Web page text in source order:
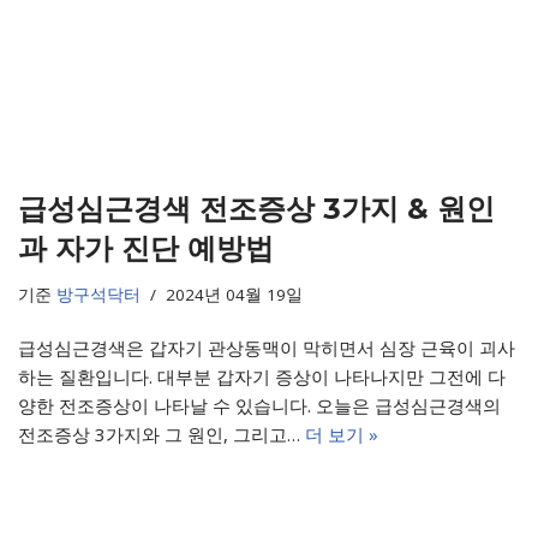
급성심근경색 전조증상 3가지 & 원인
과 자가 진단 예방법
기준 방구석닥터 2024년 04월 19일
급성심근경색은 갑자기 관상동맥이 막히면서 심장 근육이 괴사
하는 질환입니다. 대부분 갑자기 증상이 나타나지만 그전에 다
양한 전조증상이 나타날 수 있습니다. 오늘은 급성심근경색의
전조증상 3가지와 그 원인, 그리고… 더 보기 »